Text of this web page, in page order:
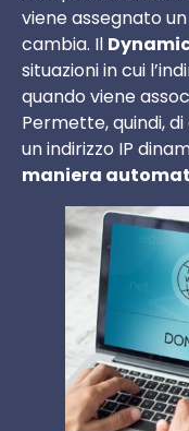
viene assegnato
cambia. Il
situazioni in cui
quando viene
Permette, quindi,
un indirizzo IP
maniera